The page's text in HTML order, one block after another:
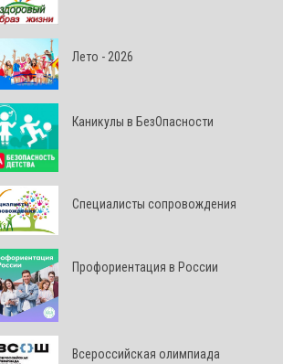
Лето - 2026
Каникулы в БезОпасности
Специалисты сопровождения
Профориентация в России
Всероссийская олимпиада